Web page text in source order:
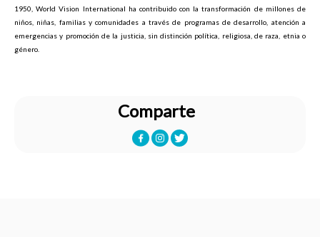
1950, World Vision International ha contribuido con la transformación de millones de
niños, niñas, familias y comunidades a través de programas de desarrollo, atención a
emergencias y promoción de la justicia, sin distinción política, religiosa, de raza, etnia o
género.
Comparte